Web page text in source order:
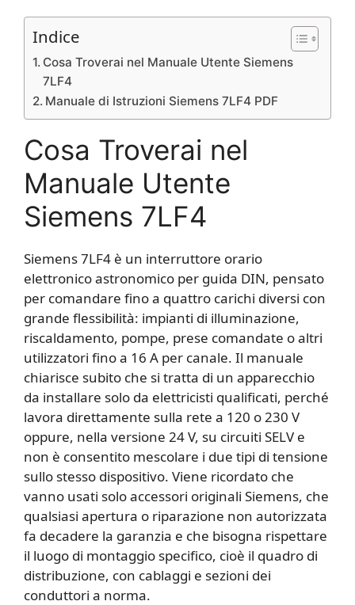
Indice
Cosa Troverai nel Manuale Utente Siemens
7LF4
Manuale di Istruzioni Siemens 7LF4 PDF
Cosa Troverai nel
Manuale Utente
Siemens 7LF4
Siemens 7LF4 è un interruttore orario
elettronico astronomico per guida DIN, pensato
per comandare fino a quattro carichi diversi con
grande flessibilità: impianti di illuminazione,
riscaldamento, pompe, prese comandate o altri
utilizzatori fino a 16 A per canale. Il manuale
chiarisce subito che si tratta di un apparecchio
da installare solo da elettricisti qualificati, perché
lavora direttamente sulla rete a 120 o 230 V
oppure, nella versione 24 V, su circuiti SELV e
non è consentito mescolare i due tipi di tensione
sullo stesso dispositivo. Viene ricordato che
vanno usati solo accessori originali Siemens, che
qualsiasi apertura o riparazione non autorizzata
fa decadere la garanzia e che bisogna rispettare
il luogo di montaggio specifico, cioè il quadro di
distribuzione, con cablaggi e sezioni dei
conduttori a norma.